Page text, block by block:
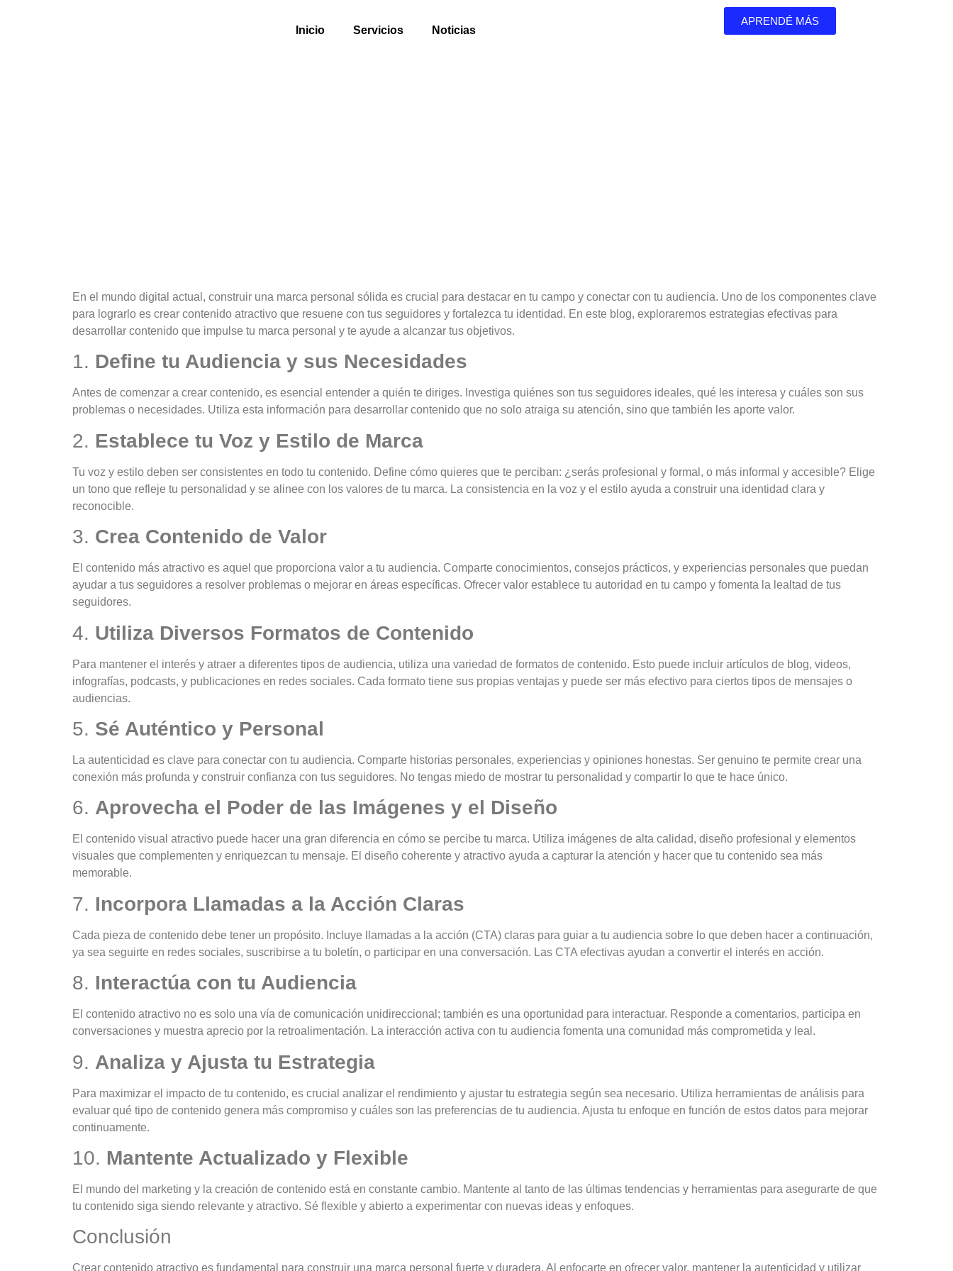
Inicio Servicios Noticias
APRENDÉ MÁS
En el mundo digital actual, construir una marca personal sólida es crucial para destacar en tu campo y conectar con tu audiencia. Uno de los componentes clave
para lograrlo es crear contenido atractivo que resuene con tus seguidores y fortalezca tu identidad. En este blog, exploraremos estrategias efectivas para
desarrollar contenido que impulse tu marca personal y te ayude a alcanzar tus objetivos.
1. Define tu Audiencia y sus Necesidades
Antes de comenzar a crear contenido, es esencial entender a quién te diriges. Investiga quiénes son tus seguidores ideales, qué les interesa y cuáles son sus
problemas o necesidades. Utiliza esta información para desarrollar contenido que no solo atraiga su atención, sino que también les aporte valor.
2. Establece tu Voz y Estilo de Marca
Tu voz y estilo deben ser consistentes en todo tu contenido. Define cómo quieres que te perciban: ¿serás profesional y formal, o más informal y accesible? Elige
un tono que refleje tu personalidad y se alinee con los valores de tu marca. La consistencia en la voz y el estilo ayuda a construir una identidad clara y
reconocible.
3. Crea Contenido de Valor
El contenido más atractivo es aquel que proporciona valor a tu audiencia. Comparte conocimientos, consejos prácticos, y experiencias personales que puedan
ayudar a tus seguidores a resolver problemas o mejorar en áreas específicas. Ofrecer valor establece tu autoridad en tu campo y fomenta la lealtad de tus
seguidores.
4. Utiliza Diversos Formatos de Contenido
Para mantener el interés y atraer a diferentes tipos de audiencia, utiliza una variedad de formatos de contenido. Esto puede incluir artículos de blog, videos,
infografías, podcasts, y publicaciones en redes sociales. Cada formato tiene sus propias ventajas y puede ser más efectivo para ciertos tipos de mensajes o
audiencias.
5. Sé Auténtico y Personal
La autenticidad es clave para conectar con tu audiencia. Comparte historias personales, experiencias y opiniones honestas. Ser genuino te permite crear una
conexión más profunda y construir confianza con tus seguidores. No tengas miedo de mostrar tu personalidad y compartir lo que te hace único.
6. Aprovecha el Poder de las Imágenes y el Diseño
El contenido visual atractivo puede hacer una gran diferencia en cómo se percibe tu marca. Utiliza imágenes de alta calidad, diseño profesional y elementos
visuales que complementen y enriquezcan tu mensaje. El diseño coherente y atractivo ayuda a capturar la atención y hacer que tu contenido sea más
memorable.
7. Incorpora Llamadas a la Acción Claras
Cada pieza de contenido debe tener un propósito. Incluye llamadas a la acción (CTA) claras para guiar a tu audiencia sobre lo que deben hacer a continuación,
ya sea seguirte en redes sociales, suscribirse a tu boletín, o participar en una conversación. Las CTA efectivas ayudan a convertir el interés en acción.
8. Interactúa con tu Audiencia
El contenido atractivo no es solo una vía de comunicación unidireccional; también es una oportunidad para interactuar. Responde a comentarios, participa en
conversaciones y muestra aprecio por la retroalimentación. La interacción activa con tu audiencia fomenta una comunidad más comprometida y leal.
9. Analiza y Ajusta tu Estrategia
Para maximizar el impacto de tu contenido, es crucial analizar el rendimiento y ajustar tu estrategia según sea necesario. Utiliza herramientas de análisis para
evaluar qué tipo de contenido genera más compromiso y cuáles son las preferencias de tu audiencia. Ajusta tu enfoque en función de estos datos para mejorar
continuamente.
10. Mantente Actualizado y Flexible
El mundo del marketing y la creación de contenido está en constante cambio. Mantente al tanto de las últimas tendencias y herramientas para asegurarte de que
tu contenido siga siendo relevante y atractivo. Sé flexible y abierto a experimentar con nuevas ideas y enfoques.
Conclusión
Crear contenido atractivo es fundamental para construir una marca personal fuerte y duradera. Al enfocarte en ofrecer valor, mantener la autenticidad y utilizar